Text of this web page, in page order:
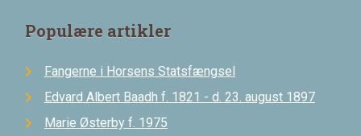
Populære artikler
Fangerne i Horsens Statsfængsel
Edvard Albert Baadh f. 1821 - d. 23. august 1897
Marie Østerby f. 1975